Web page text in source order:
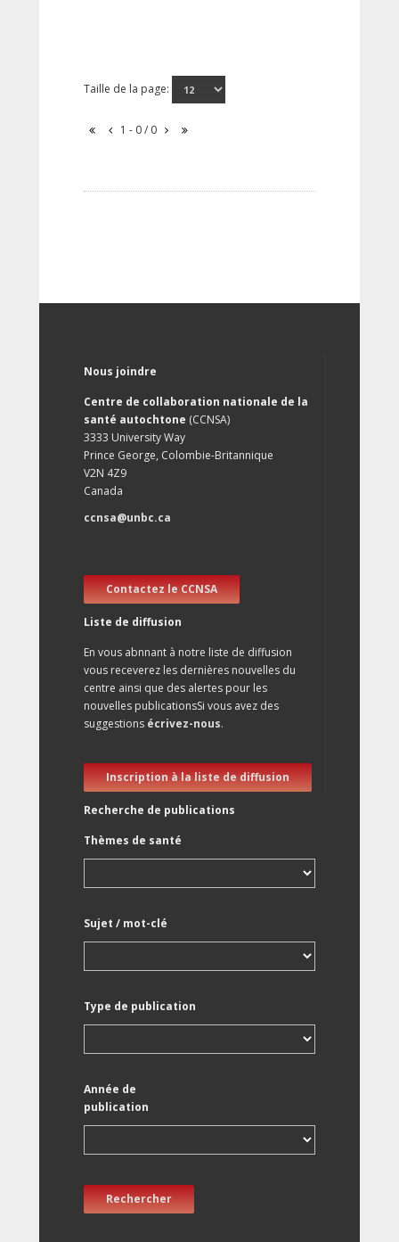
Taille de la page:
1 - 0 / 0
Nous joindre
Centre de collaboration nationale de la
santé autochtone (CCNSA)
3333 University Way
Prince George, Colombie-Britannique
V2N 4Z9
Canada
ccnsa@unbc.ca
Contactez le CCNSA
Liste de diffusion
En vous abnnant à notre liste de diffusion
vous receverez les dernières nouvelles du
centre ainsi que des alertes pour les
nouvelles publicationsSi vous avez des
suggestions écrivez-nous.
Inscription à la liste de diffusion
Recherche de publications
Thèmes de santé
Sujet / mot-clé
Type de publication
Année de
publication
Rechercher